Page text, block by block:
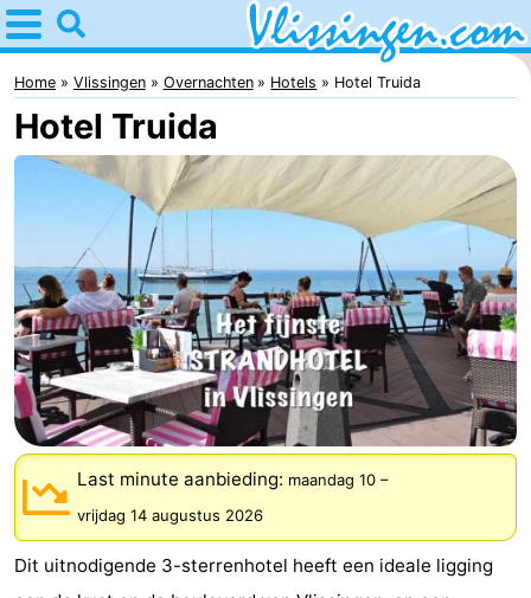
Home
Vlissingen
Tips
Overnachten
Appartementen
-
Martina
Bed
(&
breakfasts)
Campings
Hotels
Vakantiehuizen
Home Vlissingen Overnachten Hotels Hotel Truida
Hotel Truida
Last minute aanbieding: maandag 10 –
vrijdag 14 augustus 2026
Dit uitnodigende 3-sterrenhotel heeft een ideale ligging